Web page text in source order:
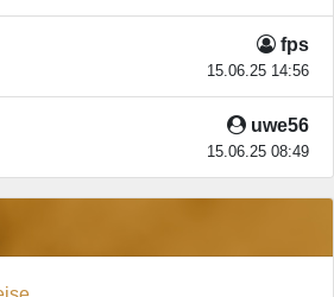
fps
15.06.25 14:56
uwe56
15.06.25 08:49